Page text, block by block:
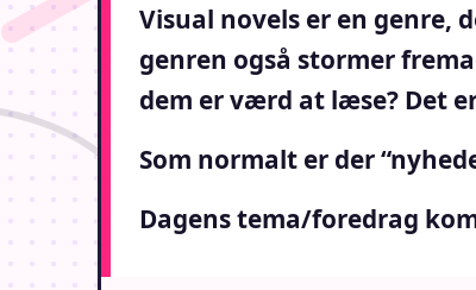
Visual novels er en genre,
genren også stormer
dem er værd at læse? Det
Som normalt er der
Dagens tema/foredrag